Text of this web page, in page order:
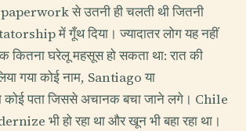
paperwork से उतनी ही चलती थी जितनी
में गूँथ दिया। ज्यादातर लोग यह नहीं
घरेलू महसूस हो सकता था: रात की
गया कोई नाम, Santiago या
पता जिससे अचानक बचा जाने लगे। Chile
भी हो रहा था और खून भी बहा रहा था।